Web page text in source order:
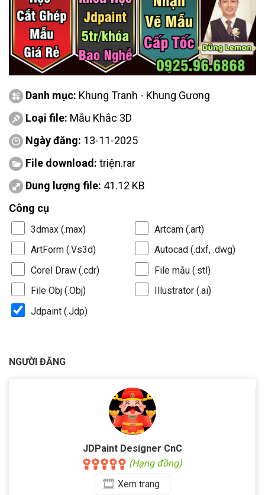
Danh mục: Khung Tranh - Khung Gương
Loại file: Mẫu Khắc 3D
Ngày đăng: 13-11-2025
File download: triện.rar
Dung lượng file: 41.12 KB
Công cụ
3dmax (.max)
Artcam (.art)
ArtForm (.Vs3d)
Autocad (.dxf, .dwg)
Corel Draw (.cdr)
File mẫu (.stl)
File Obj (.Obj)
Illustrator (.ai)
Jdpaint (.Jdp)
NGƯỜI ĐĂNG
JDPaint Designer CnC
(Hạng đồng)
Xemtrang